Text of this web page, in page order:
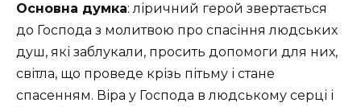
Основна думка: ліричний герой звертається
до Господа з молитвою про спасіння людських
душ, які заблукали, просить допомоги для них,
світла, що проведе крізь пітьму і стане
спасенням. Віра у Господа в людському серці і